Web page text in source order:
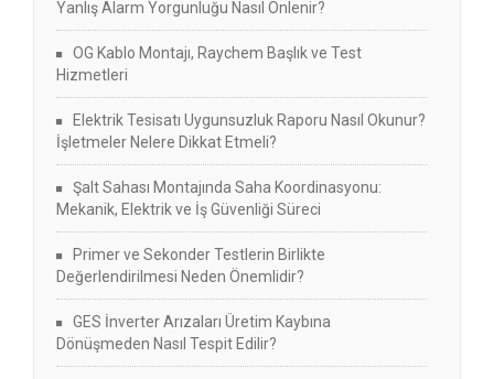
Yanlış Alarm Yorgunluğu Nasıl Önlenir?
OG Kablo Montajı, Raychem Başlık ve Test
Hizmetleri
Elektrik Tesisatı Uygunsuzluk Raporu Nasıl Okunur?
İşletmeler Nelere Dikkat Etmeli?
Şalt Sahası Montajında Saha Koordinasyonu:
Mekanik, Elektrik ve İş Güvenliği Süreci
Primer ve Sekonder Testlerin Birlikte
Değerlendirilmesi Neden Önemlidir?
GES İnverter Arızaları Üretim Kaybına
Dönüşmeden Nasıl Tespit Edilir?